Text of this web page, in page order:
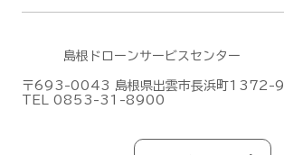
島根ドローンサービスセンター
〒693-0043 島根県出雲市長浜町1372-9
TEL 0853-31-8900